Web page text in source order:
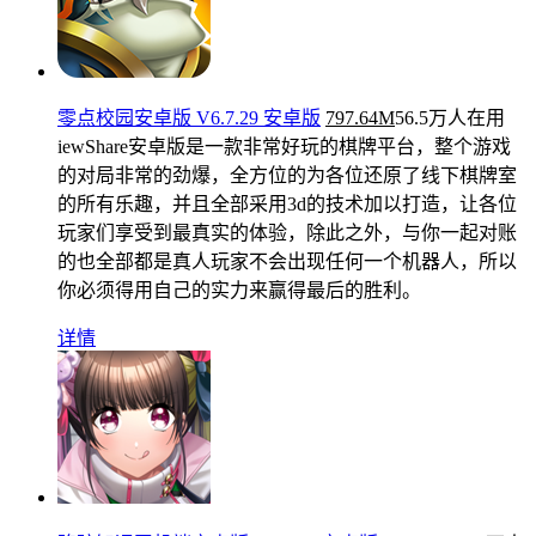
零点校园安卓版 V6.7.29 安卓版 797.64M56.5万人在用
iewShare安卓版是一款非常好玩的棋牌平台，整个游戏
的对局非常的劲爆，全方位的为各位还原了线下棋牌室
的所有乐趣，并且全部采用3d的技术加以打造，让各位
玩家们享受到最真实的体验，除此之外，与你一起对账
的也全部都是真人玩家不会出现任何一个机器人，所以
你必须得用自己的实力来赢得最后的胜利。
详情